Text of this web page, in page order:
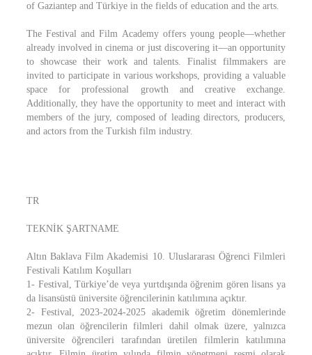
of Gaziantep and Türkiye in the fields of education and the arts.
The Festival and Film Academy offers young people—whether
already involved in cinema or just discovering it—an opportunity
to showcase their work and talents. Finalist filmmakers are
invited to participate in various workshops, providing a valuable
space for professional growth and creative exchange.
Additionally, they have the opportunity to meet and interact with
members of the jury, composed of leading directors, producers,
and actors from the Turkish film industry.
TR
TEKNİK ŞARTNAME
Altın Baklava Film Akademisi 10. Uluslararası Öğrenci Filmleri
Festivali Katılım Koşulları
1- Festival, Türkiye’de veya yurtdışında öğrenim gören lisans ya
da lisansüstü üniversite öğrencilerinin katılımına açıktır.
2- Festival, 2023-2024-2025 akademik öğretim dönemlerinde
mezun olan öğrencilerin filmleri dahil olmak üzere, yalnızca
üniversite öğrencileri tarafından üretilen filmlerin katılımına